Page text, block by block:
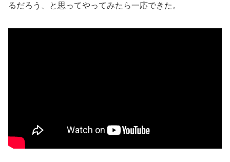
るだろう、と思ってやってみたら一応できた。